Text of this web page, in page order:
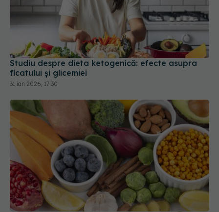
Studiu despre dieta ketogenică: efecte asupra
ficatului și glicemiei
31 ian 2026, 17:30